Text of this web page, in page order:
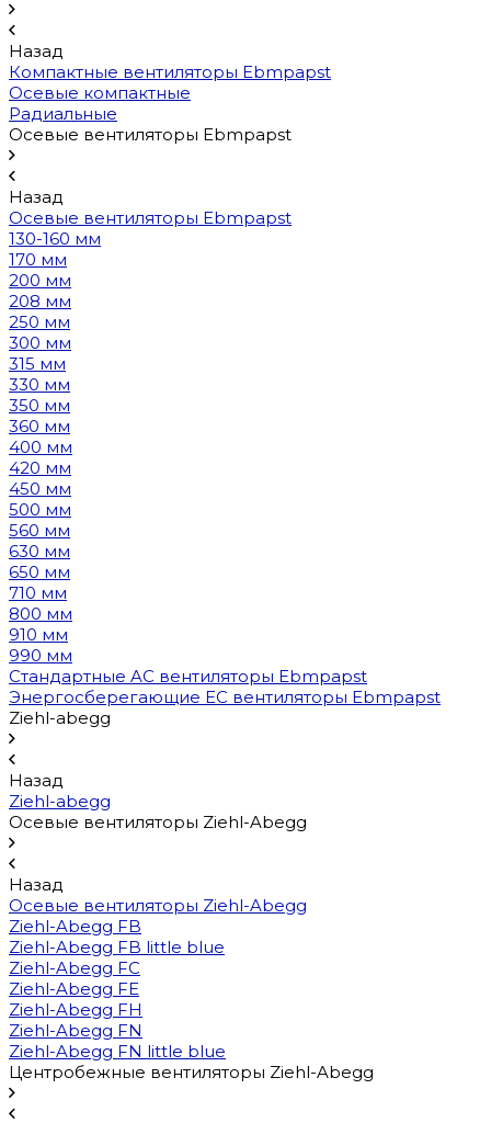
Назад
Компактные вентиляторы Ebmpapst
Осевые компактные
Радиальные
Осевые вентиляторы Ebmpapst
Назад
Осевые вентиляторы Ebmpapst
130-160 мм
170 мм
200 мм
208 мм
250 мм
300 мм
315 мм
330 мм
350 мм
360 мм
400 мм
420 мм
450 мм
500 мм
560 мм
630 мм
650 мм
710 мм
800 мм
910 мм
990 мм
Стандартные AC вентиляторы Ebmpapst
Энергосберегающие EC вентиляторы Ebmpapst
Ziehl-abegg
Назад
Ziehl-abegg
Осевые вентиляторы Ziehl-Abegg
Назад
Осевые вентиляторы Ziehl-Abegg
Ziehl-Abegg FB
Ziehl-Abegg FB little blue
Ziehl-Abegg FC
Ziehl-Abegg FE
Ziehl-Abegg FH
Ziehl-Abegg FN
Ziehl-Abegg FN little blue
Центробежные вентиляторы Ziehl-Abegg